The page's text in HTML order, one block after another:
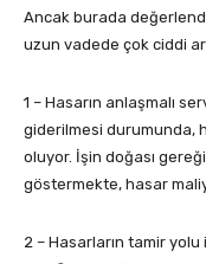
Ancak burada
uzun vadede çok ciddi
1 – Hasarın anlaşmalı
giderilmesi durumunda,
oluyor. İşin doğası
göstermekte, hasar
2 – Hasarların tamir